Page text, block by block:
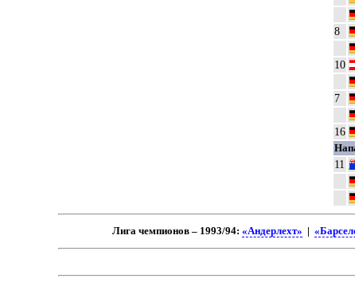
8
10
7
16
11
Лига чемпионов – 1993/94: «Андерлехт» |